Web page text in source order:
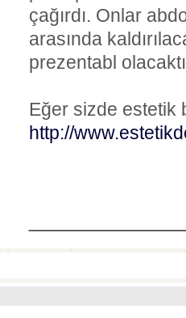
çağırdı. Onlar
arasında
prezentabl
Eğer sizde estetik
http://